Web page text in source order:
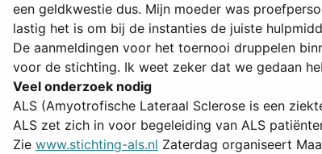
een geldkwestie dus. Mijn moeder was
lastig het is om bij de instanties de juiste
De aanmeldingen voor het toernooi druppelen
voor de stichting. Ik weet zeker dat we gedaan
Veel onderzoek nodig
ALS (Amyotrofische Lateraal Sclerose is een
ALS zet zich in voor begeleiding van ALS
Zie www.stichting-als.nl Zaterdag organiseert